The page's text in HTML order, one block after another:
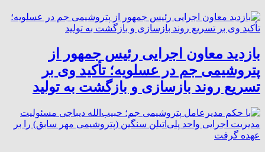
بازدید معاون اجرایی رئیس جمهور از
پتروشیمی جم در عسلویه؛ تأکید وی بر
تسریع روند بازسازی و بازگشت به تولید